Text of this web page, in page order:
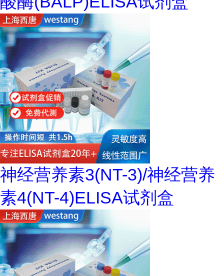
神经营养素3(NT-3)/神经营养
素4(NT-4)ELISA试剂盒